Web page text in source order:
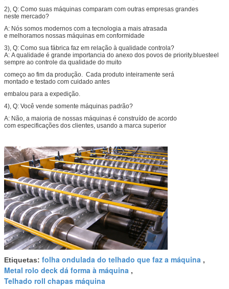
2), Q: Como suas máquinas comparam com outras empresas grandes
neste mercado?
A: Nós somos modernos com a tecnologia a mais atrasada
e melhoramos nossas máquinas em conformidade
3), Q: Como sua fábrica faz em relação à qualidade controla?
A: A qualidade é grande importancia do anexo dos povos de priority.bluesteel
sempre ao controle da qualidade do muito
começo ao fim da produção. Cada produto inteiramente será
montado e testado com cuidado antes
embalou para a expedição.
4), Q: Você vende somente máquinas padrão?
A: Não, a maioria de nossas máquinas é construído de acordo
com especificações dos clientes, usando a marca superior
Etiquetas: folha ondulada do telhado que faz a máquina ,
Metal rolo deck dá forma à máquina ,
Telhado roll chapas máquina